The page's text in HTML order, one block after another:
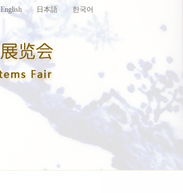
English 日本語 한국어